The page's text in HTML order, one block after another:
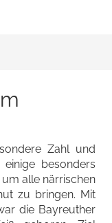
Zahl und
einige besonders
alle närrischen
zu bringen. Mit
die Bayreuther